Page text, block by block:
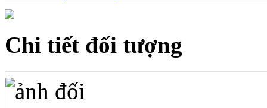
Chi tiết đối tượng